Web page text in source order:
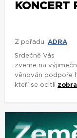
KONCERT
Z pořadu: ADRA
Srdečně Vás
zveme na
věnován podpoře
kteří se ocitli